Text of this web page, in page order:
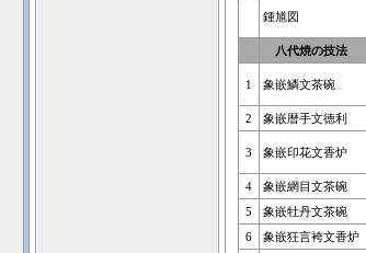
鍾馗図
八代焼の技法
1 象嵌鱗文茶碗
2 象嵌暦手文徳利
3 象嵌印花文香炉
4 象嵌網目文茶碗
5
象嵌牡丹文茶碗
6
象嵌狂言袴文香炉